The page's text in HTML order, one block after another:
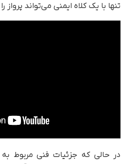
تنها با یک کلاه ایمنی می‌تواند پرواز
در حالی‌ که جزئیات فنی مربوط به